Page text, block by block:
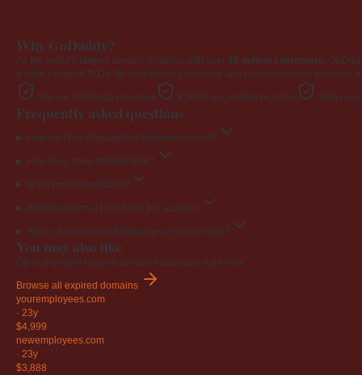
Why GoDaddy?
As the world's largest domain registrar with over 20 million customers,
a wide range of TLDs. Its user-friendly interface and comprehensive
Secure GoDaddy checkout ICANN-accredited registrar 20M+
Frequently asked questions
How do I buy EngageYourEmployees.com?
How long does transfer take?
Is the price negotiable?
What happens if I don't win the auction?
Why is EngageYourEmployees.com valuable?
You may also like
Other premium expired domains available right now.
Browse all expired domains
youremployees.com
· 23y
$4,999
newemployees.com
· 23y
$3,888